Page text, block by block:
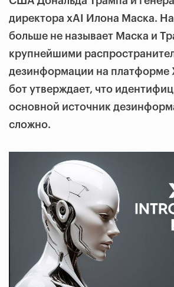
директора xAI Илона Маска.
больше не называет Маска и
крупнейшими
дезинформации на платформе
бот утверждает, что
основной источник
сложно.